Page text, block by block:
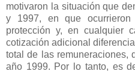
motivaron la situación que
y 1997, en que
protección y, en cualquier
cotización adicional
total de las remuneraciones,
año 1999. Por lo tanto, es